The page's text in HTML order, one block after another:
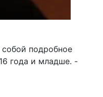
подробное
года и младше. -